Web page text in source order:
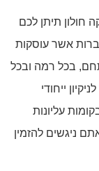
חולון תיתן לכם
אשר עוסקות
בכל רמה ובכל
ייחודי
עליונות
ניגשים להזמין